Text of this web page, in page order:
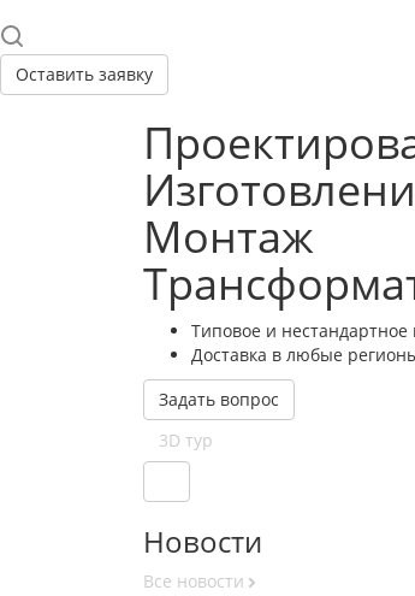
Оставить заявку
Монтаж
Типовое и нестандартное
Доставка в любые
Задать вопрос
3D тур
Новости
Все новости